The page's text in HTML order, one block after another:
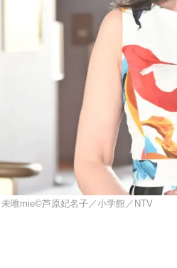
未唯mie©芦原妃名子／小学館／NTV